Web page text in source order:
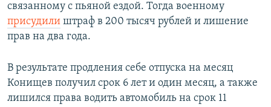
связанному с пьяной ездой. Тогда военному
присудили штраф в 200 тысяч рублей и лишение
прав на два года.
В результате продления себе отпуска на месяц
Конищев получил срок 6 лет и один месяц, а также
лишился права водить автомобиль на срок 11